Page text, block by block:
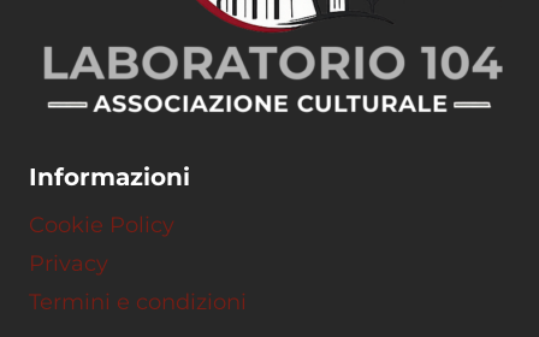
Informazioni
Cookie Policy
Privacy
Termini e condizioni